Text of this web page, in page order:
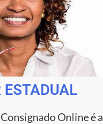
ESTADUAL
Online é a